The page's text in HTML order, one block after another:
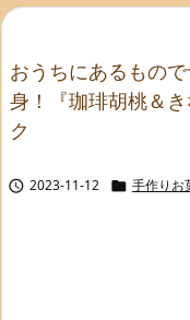
おうちにあるもの
身！『珈琲胡桃＆
ク
 2023-11-12  手作りお